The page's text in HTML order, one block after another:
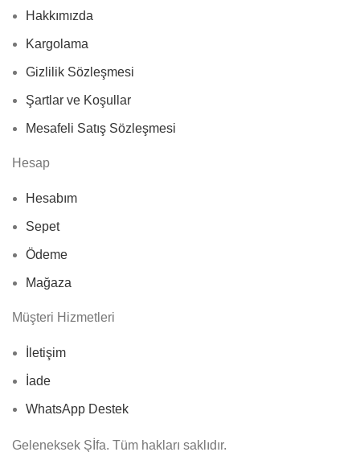
Hakkımızda
Kargolama
Gizlilik Sözleşmesi
Şartlar ve Koşullar
Mesafeli Satış Sözleşmesi
Hesap
Hesabım
Sepet
Ödeme
Mağaza
Müşteri Hizmetleri
İletişim
İade
WhatsApp Destek
Geleneksek Şİfa. Tüm hakları saklıdır.